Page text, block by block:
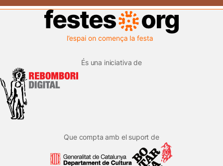
És una iniciativa de
Que compta amb el suport de